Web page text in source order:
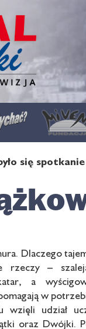
się
Dlaczego
rzeczy –
a
w
wzięli udział
oraz Dwójki.